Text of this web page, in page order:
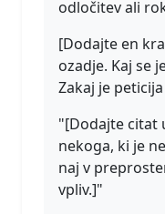
odločitev ali
[Dodajte en
ozadje. Kaj se
Zakaj je
"[Dodajte citat
nekoga, ki je
naj v
vpliv.]"